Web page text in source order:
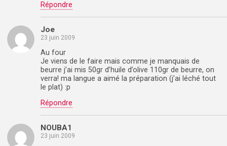
Répondre
Joe
23 juin 2009
Au four
Je viens de le faire mais comme je manquais de
beurre j’ai mis 50gr d’huile d’olive 110gr de beurre, on
verra! ma langue a aimé la préparation (j’ai léché tout
le plat) :p
Répondre
NOUBA1
23 juin 2009